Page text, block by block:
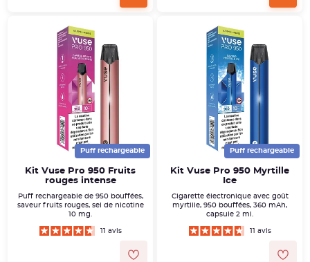
Puff rechargeable
Kit Vuse Pro 950 Fruits
rouges intense
Puff rechargeable de 950 bouffées,
saveur fruits rouges, sel de nicotine
10 mg.
11 avis
Puff rechargeable
Kit Vuse Pro 950 Myrtille
Ice
Cigarette électronique avec goût
myrtille, 950 bouffées, 360 mAh,
capsule 2 ml.
11 avis